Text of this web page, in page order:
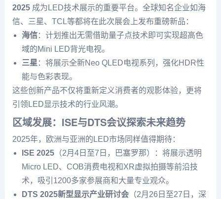
2025 成为LED技术展示的重要平台。全球知名企业如海
信、三星、TCL等都将在此次展会上发布重磅新品：
海信：计划推出无需借助量子点技术即可实现超高色
域的Mini LED背光电视。
三星 ：将展示全新Neo QLED电视系列，强化HDR性
能与色彩表现。
这些创新产品不仅将重新定义消费者的观影体验，更将
引领LED显示技术的行业风潮。
区域发展：ISE与DTS会议探索未来趋势
2025年，欧洲与亚洲的LED市场同样值得期待：
ISE 2025 （2月4日至7日，巴塞罗那）：将展示透明
Micro LED、COB消费电视和XR虚拟拍摄等前沿技
术，吸引1200多家参展商和大量专业观众。
DTS 2025新型显示产业研讨会 （2月26日至27日，深